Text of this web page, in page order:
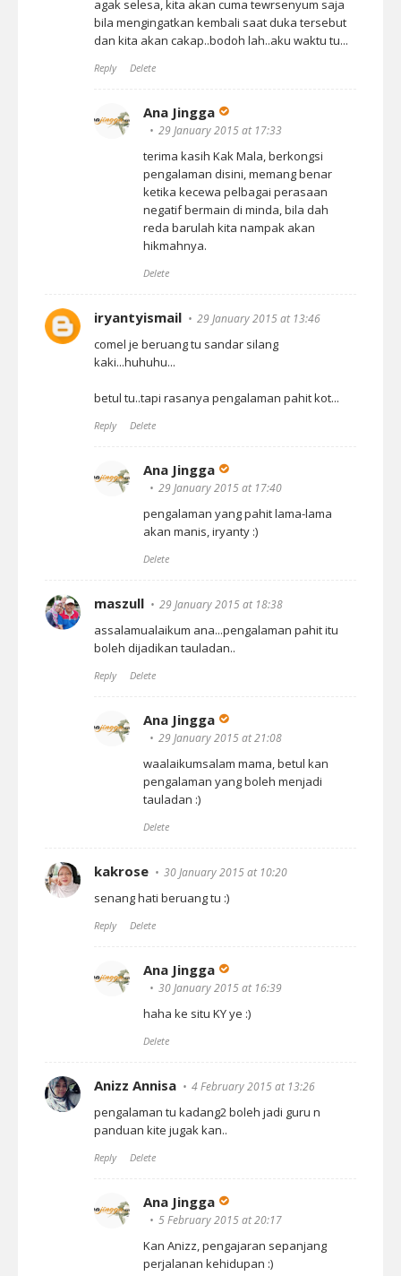
agak selesa, kita akan cuma tewrsenyum saja
bila mengingatkan kembali saat duka tersebut
dan kita akan cakap..bodoh lah..aku waktu tu...
Reply Delete
Ana Jingga
29 January 2015 at 17:33
terima kasih Kak Mala, berkongsi
pengalaman disini, memang benar
ketika kecewa pelbagai perasaan
negatif bermain di minda, bila dah
reda barulah kita nampak akan
hikmahnya.
Delete
iryantyismail 29 January 2015 at 13:46
comel je beruang tu sandar silang
kaki...huhuhu...
betul tu..tapi rasanya pengalaman pahit kot...
Reply Delete
Ana Jingga
29 January 2015 at 17:40
pengalaman yang pahit lama-lama
akan manis, iryanty :)
Delete
maszull 29 January 2015 at 18:38
assalamualaikum ana...pengalaman pahit itu
boleh dijadikan tauladan..
Reply Delete
Ana Jingga
29 January 2015 at 21:08
waalaikumsalam mama, betul kan
pengalaman yang boleh menjadi
tauladan :)
Delete
kakrose 30 January 2015 at 10:20
senang hati beruang tu :)
Reply Delete
Ana Jingga
30 January 2015 at 16:39
haha ke situ KY ye :)
Delete
Anizz Annisa 4 February 2015 at 13:26
pengalaman tu kadang2 boleh jadi guru n
panduan kite jugak kan..
Reply Delete
Ana Jingga
5 February 2015 at 20:17
Kan Anizz, pengajaran sepanjang
perjalanan kehidupan :)